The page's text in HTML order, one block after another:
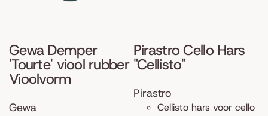
Gewa Demper
'Tourte' viool rubber
Vioolvorm
Gewa
Pirastro Cello Hars
"Cellisto"
Pirastro
Cellisto hars voor cello